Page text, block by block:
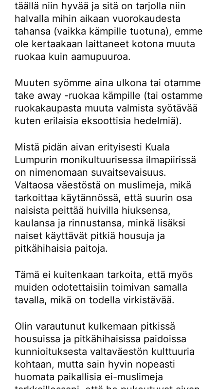
täällä niin hyvää ja sitä on tarjolla niin
halvalla mihin aikaan vuorokaudesta
tahansa (vaikka kämpille tuotuna), emme
ole kertaakaan laittaneet kotona muuta
ruokaa kuin aamupuuroa.
Muuten syömme aina ulkona tai otamme
take away -ruokaa kämpille (tai ostamme
ruokakaupasta muuta valmista syötävää
kuten erilaisia eksoottisia hedelmiä).
Mistä pidän aivan erityisesti Kuala
Lumpurin monikultuurisessa ilmapiirissä
on nimenomaan suvaitsevaisuus.
Valtaosa väestöstä on muslimeja, mikä
tarkoittaa käytännössä, että suurin osa
naisista peittää huivilla hiuksensa,
kaulansa ja rinnustansa, minkä lisäksi
naiset käyttävät pitkiä housuja ja
pitkähihaisia paitoja.
Tämä ei kuitenkaan tarkoita, että myös
muiden odotettaisiin toimivan samalla
tavalla, mikä on todella virkistävää.
Olin varautunut kulkemaan pitkissä
housuissa ja pitkähihaisissa paidoissa
kunnioituksesta valtaväestön kulttuuria
kohtaan, mutta sain hyvin nopeasti
huomata paikallisia ei-muslimeja